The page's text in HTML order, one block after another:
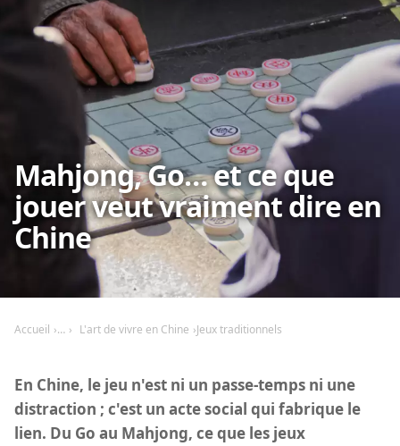
Mahjong, Go… et ce que
jouer veut vraiment dire en
Chine
Accueil L'art de vivre en Chine Jeux traditionnels
En Chine, le jeu n'est ni un passe-temps ni une
distraction ; c'est un acte social qui fabrique le
lien. Du Go au Mahjong, ce que les jeux